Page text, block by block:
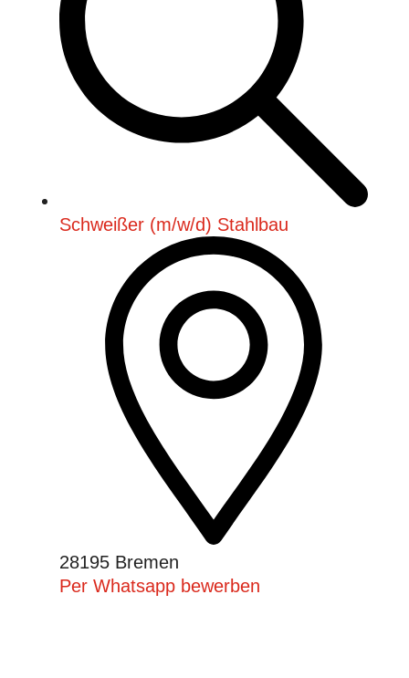
Schweißer (m/w/d) Stahlbau
28195 Bremen
Per Whatsapp bewerben